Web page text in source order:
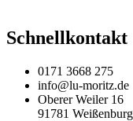
Schnellkontakt
0171 3668 275
info@lu-moritz.de
Oberer Weiler 16
91781 Weißenburg